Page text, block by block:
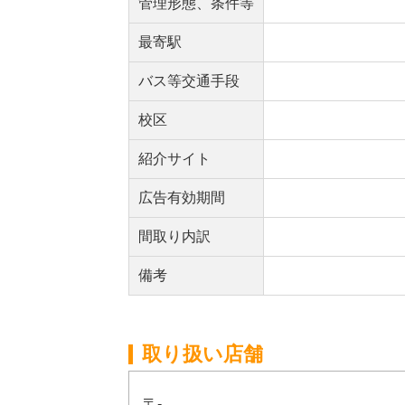
管理形態、条件等
最寄駅
バス等交通手段
校区
紹介サイト
広告有効期間
間取り内訳
備考
取り扱い店舗